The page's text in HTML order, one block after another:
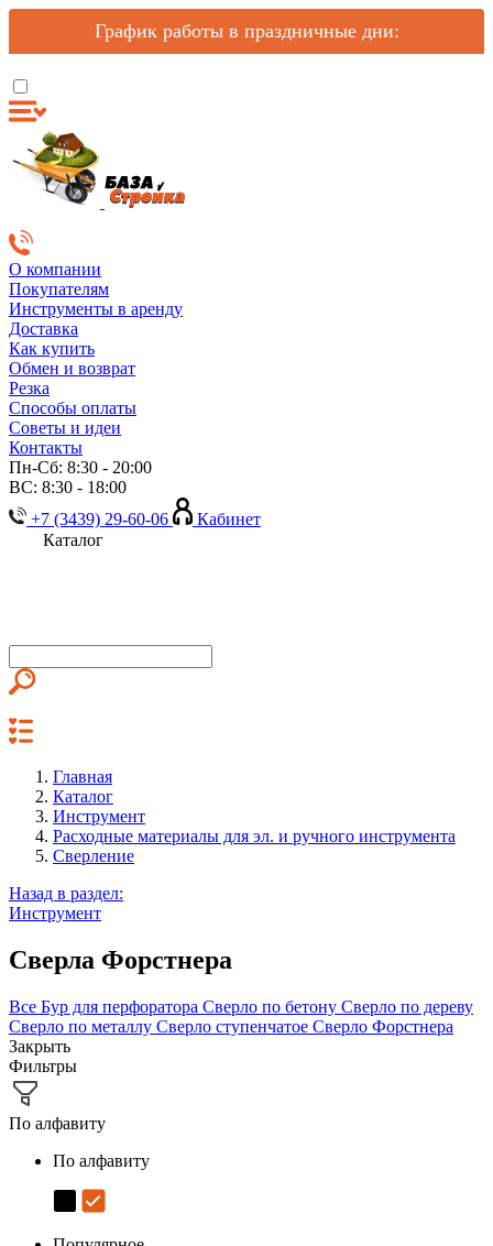
График работы в праздничные дни:
О компании
Покупателям
Инструменты в аренду
Доставка
Как купить
Обмен и возврат
Резка
Способы оплаты
Советы и идеи
Контакты
Пн-Сб: 8:30 - 20:00
ВС: 8:30 - 18:00
+7 (3439) 29-60-06
Кабинет
Каталог
Главная
Каталог
Инструмент
Расходные материалы для эл. и ручного инструмента
Сверление
Назад в раздел:
Инструмент
Сверла Форстнера
Все Бур для перфоратора Сверло по бетону Сверло по дереву
Сверло по металлу Сверло ступенчатое Сверло Форстнера
Закрыть
Фильтры
По алфавиту
По алфавиту